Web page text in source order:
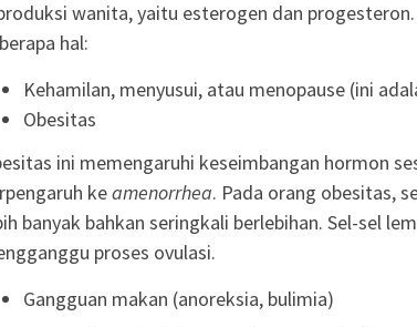
wanita, yaitu esterogen dan
hal:
Kehamilan, menyusui, atau menopause (ini
Obesitas
ini memengaruhi keseimbangan hormon
keamenorrhea. Pada orang obesitas,
banyak bahkan seringkali berlebihan. Sel-sel
proses ovulasi.
Gangguan makan (anoreksia, bulimia)